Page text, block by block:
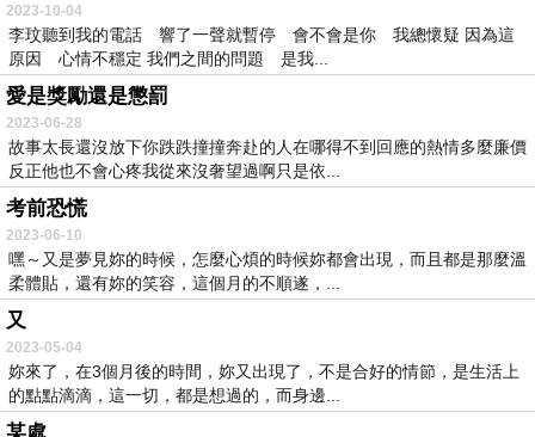
2023-10-04
李玟聽到我的電話 響了一聲就暫停 會不會是你 我總懷疑 因為這
原因 心情不穩定 我們之間的問題 是我...
愛是獎勵還是懲罰
2023-06-28
故事太長還沒放下你跌跌撞撞奔赴的人在哪得不到回應的熱情多麼廉價
反正他也不會心疼我從來沒奢望過啊只是依...
考前恐慌
2023-06-10
嘿～又是夢見妳的時候，怎麼心煩的時候妳都會出現，而且都是那麼溫
柔體貼，還有妳的笑容，這個月的不順遂，...
又
2023-05-04
妳來了，在3個月後的時間，妳又出現了，不是合好的情節，是生活上
的點點滴滴，這一切，都是想過的，而身邊...